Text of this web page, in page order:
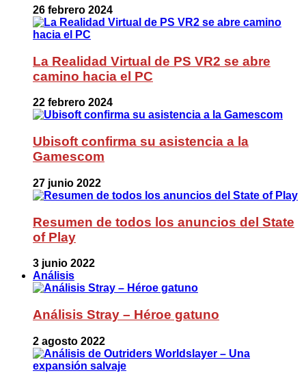
26 febrero 2024
La Realidad Virtual de PS VR2 se abre
camino hacia el PC
22 febrero 2024
Ubisoft confirma su asistencia a la
Gamescom
27 junio 2022
Resumen de todos los anuncios del State
of Play
3 junio 2022
Análisis
Análisis Stray – Héroe gatuno
2 agosto 2022